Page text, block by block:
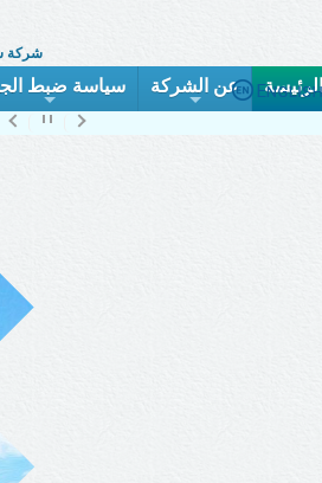
شركة
+
سياسة ضبط عن الشركة الرئيسة